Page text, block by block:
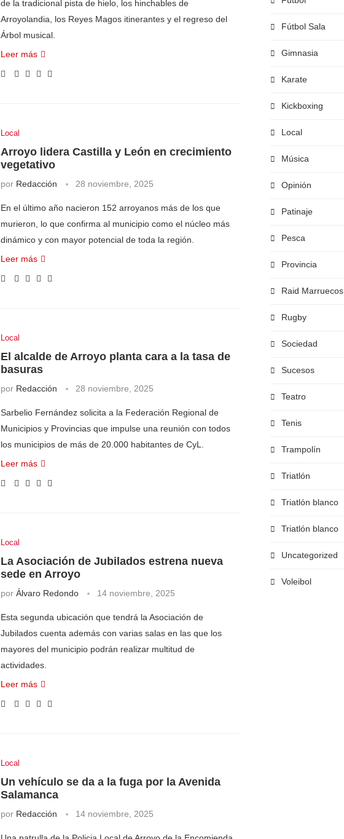
de la tradicional pista de hielo, los hinchables de
Arroyolandia, los Reyes Magos itinerantes y el regreso del
Árbol musical.
Leer más
Local
Arroyo lidera Castilla y León en crecimiento
vegetativo
por Redacción 28 noviembre, 2025
En el último año nacieron 152 arroyanos más de los que
murieron, lo que confirma al municipio como el núcleo más
dinámico y con mayor potencial de toda la región.
Leer más
Local
El alcalde de Arroyo planta cara a la tasa de
basuras
por Redacción 28 noviembre, 2025
Sarbelio Fernández solicita a la Federación Regional de
Municipios y Provincias que impulse una reunión con todos
los municipios de más de 20.000 habitantes de CyL.
Leer más
Local
La Asociación de Jubilados estrena nueva
sede en Arroyo
por Álvaro Redondo 14 noviembre, 2025
Esta segunda ubicación que tendrá la Asociación de
Jubilados cuenta además con varias salas en las que los
mayores del municipio podrán realizar multitud de
actividades.
Leer más
Local
Un vehículo se da a la fuga por la Avenida
Salamanca
por Redacción 14 noviembre, 2025
Fútbol Sala
Gimnasia
Karate
Kickboxing
Local
Música
Opinión
Patinaje
Pesca
Provincia
Raid Marruecos
Rugby
Sociedad
Sucesos
Teatro
Tenis
Trampolín
Triatlón
Triatlón blanco
Triatlón blanco
Uncategorized
Voleibol